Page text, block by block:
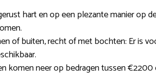
hart en op een plezante manier op
of buiten, recht of met bochten: Er is
komen neer op bedragen tussen